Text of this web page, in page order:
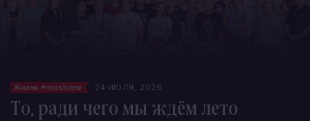
Жизнь #mosbrew 24 ИЮЛЯ, 2026
То, ради чего мы ждём лето